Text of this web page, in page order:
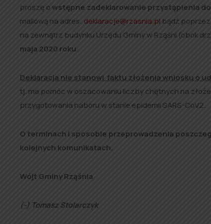
proszę owstępne zadeklarowanie przystąpienia
mailową na adres: deklaracje@rzasnia.pl bądź
na zewnątrz budynku Urzędu Gminy w Rząśni (obok
maja 2020 roku.
Deklaracja nie stanowi faktu złożenia wniosku o
tj. ma pomóc w oszacowaniu liczby chętnych na
przygotowania naboru w stanie epidemii SARS-CoV2.
O terminach i sposobie przeprowadzenia
kolejnych komunikatach.
Wójt Gminy Rząśnia
(-) Tomasz Stolarczyk